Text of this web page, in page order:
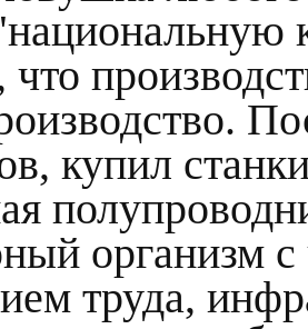
купил
организм
труда,